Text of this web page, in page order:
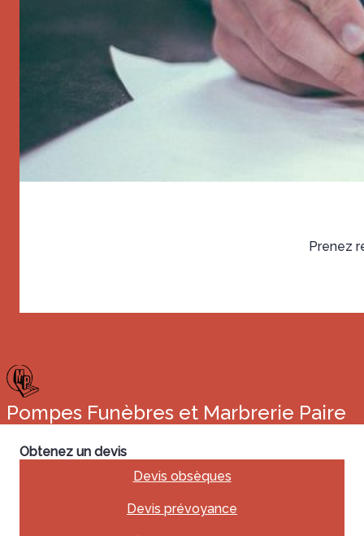
Prenez
Pompes Funèbres et Marbrerie Paire
Obtenez un devis
Devis obsèques
Devis prévoyance